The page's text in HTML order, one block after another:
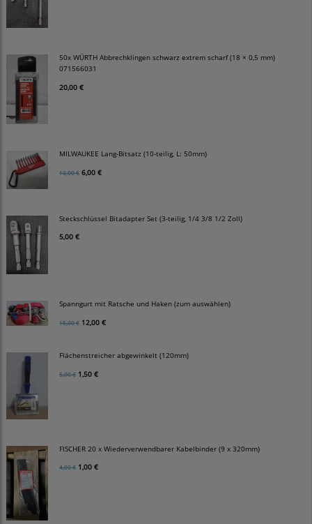
50x WÜRTH Abbrechklingen schwarz extrem scharf (18 × 0,5 mm)
071566031
20,00 €
MILWAUKEE Lang-Bitsatz (10-teilig, L: 50mm)
10,00 € 6,00 €
Steckschlüssel Bitadapter Set (3-teilig, 1/4 3/8 1/2 Zoll)
5,00 €
Spanngurt mit Ratsche und Haken (zum auswählen)
15,00 € 12,00 €
Flächenstreicher abgewinkelt (120mm)
5,00 € 1,50 €
FISCHER 20 x Wiederverwendbarer Kabelbinder (9 x 320mm)
4,00 € 1,00 €